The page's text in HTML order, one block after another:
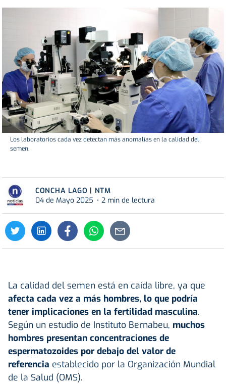
Los laboratorios cada vez detectan más anomalías en la calidad del
semen.
CONCHA LAGO | NTM
04 de Mayo 2025
2 min de lectura
La calidad del semen está en caída libre, ya que
afecta cada vez a más hombres, lo que podría
tener implicaciones en la fertilidad masculina.
Según un estudio de Instituto Bernabeu, muchos
hombres presentan concentraciones de
espermatozoides por debajo del valor de
referencia establecido por la Organización Mundial
de la Salud (OMS).